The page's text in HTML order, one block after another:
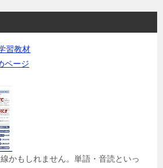
習教材
ページ
かもしれません。単語・音読といっ